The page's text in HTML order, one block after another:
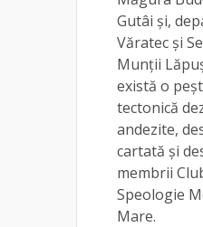
Gutâi şi,
Văratec şi
Munţii
există o
tectonică
andezite,
cartată și
membrii
Speologie
Mare.